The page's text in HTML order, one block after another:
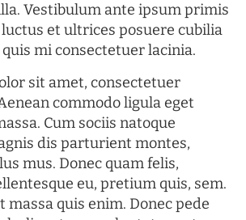
Vestibulum ante ipsum primis
et ultrices posuere cubilia
quis mi consectetuer lacinia.
sit amet, consectetuer
commodo ligula eget
Cum sociis natoque
dis parturient montes,
mus. Donec quam felis,
eu, pretium quis, sem.
massa quis enim. Donec pede